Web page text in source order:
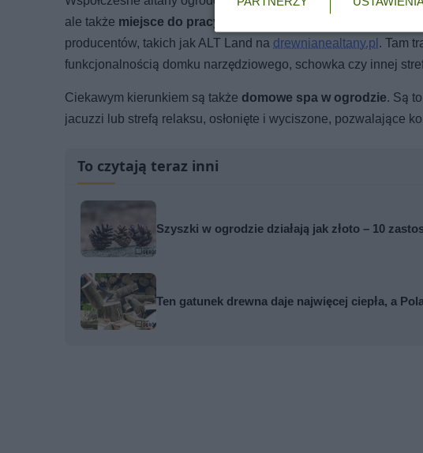
ale także miejsce do pracy, gotowania, czy przechowywania
producentów, takich jak ALT Land na drewnianealtany.pl. Tam
funkcjonalnością domku narzędziowego, schowka czy innej
Ciekawym kierunkiem są także domowe spa w ogrodzie. Są
jacuzzi lub strefą relaksu, osłonięte i wyciszone, pozwalające
To czytają teraz inni
Szyszki w ogrodzie działają jak złoto – 10
Ten gatunek drewna daje najwięcej ciepła, a